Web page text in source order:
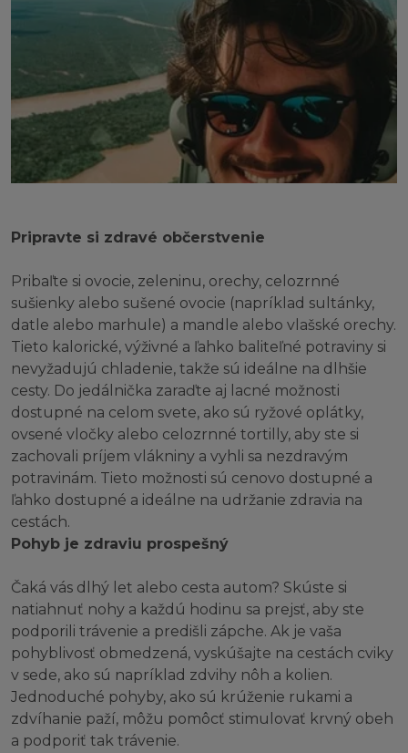
Pripravte si zdravé občerstvenie
Pribaľte si ovocie, zeleninu, orechy, celozrnné
sušienky alebo sušené ovocie (napríklad sultánky,
datle alebo marhule) a mandle alebo vlašské orechy.
Tieto kalorické, výživné a ľahko baliteľné potraviny si
nevyžadujú chladenie, takže sú ideálne na dlhšie
cesty. Do jedálnička zaraďte aj lacné možnosti
dostupné na celom svete, ako sú ryžové oplátky,
ovsené vločky alebo celozrnné tortilly, aby ste si
zachovali príjem vlákniny a vyhli sa nezdravým
potravinám. Tieto možnosti sú cenovo dostupné a
ľahko dostupné a ideálne na udržanie zdravia na
cestách.
Pohyb je zdraviu prospešný
Čaká vás dlhý let alebo cesta autom? Skúste si
natiahnuť nohy a každú hodinu sa prejsť, aby ste
podporili trávenie a predišli zápche. Ak je vaša
pohyblivosť obmedzená, vyskúšajte na cestách cviky
v sede, ako sú napríklad zdvihy nôh a kolien.
Jednoduché pohyby, ako sú krúženie rukami a
zdvíhanie paží, môžu pomôcť stimulovať krvný obeh
a podporiť tak trávenie.